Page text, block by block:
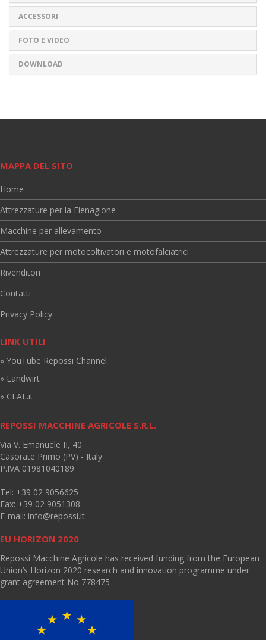
ACCESSORI
FOTO E VIDEO
DOWNLOAD
MAPPA DEL SITO
Home
Attrezzature per la Fienagione
Macchine per allevamento
Attrezzature per motocoltivatori e motofalciatrici
Rivenditori
Contatti
Privacy Policy
LINK UTILI
» YouTube Repossi Channel
» Landwirt
» CLAL.it
REPOSSI MACCHINE AGRICOLE S.R.L.
Via V. Emanuele II, 40
Casorate Primo (PV) - Italy
P.IVA 01981040189
Tel: +39 02 9056625
Fax: +39 02 9051308
E-mail: info@repossi.it
EU HORIZON 2020
Repossi Macchine Agricole has received funding from the European
Union’s Horizon 2020 research and innovation programme under
grant agreement No 778475